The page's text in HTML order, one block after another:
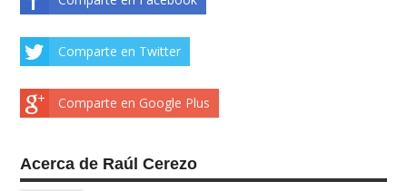
Comparte en Twitter
Comparte en Google Plus
Acerca de Raúl Cerezo